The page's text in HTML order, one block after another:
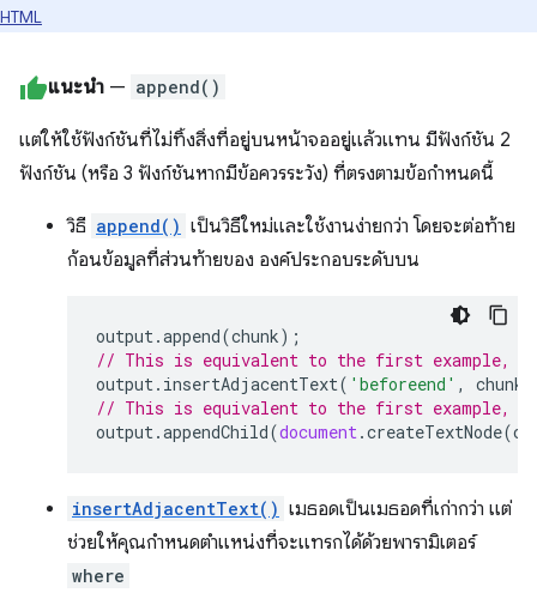
HTML
แนะนำ — append()
แต่ให้ใช้ฟังก์ชันที่ไม่ทิ้งสิ่งที่อยู่บนหน้าจออยู่แล้วแทน มีฟังก์ชัน 2
ฟังก์ชัน (หรือ 3 ฟังก์ชันหากมีข้อควรระวัง) ที่ตรงตามข้อกำหนดนี้
วิธี append() เป็นวิธีใหม่และใช้งานง่ายกว่า โดยจะต่อท้าย
ก้อนข้อมูลที่ส่วนท้ายของ องค์ประกอบระดับบน
output.append(chunk);
// This is equivalent to the first example,
output. insertAdjacentText( 'beforeend' , chunk
// This is equivalent to the first example,
output.appendChild(document.createTextNode(
insertAdjacentText() เมธอดเป็นเมธอดที่เก่ากว่า แต่
ช่วยให้คุณกำหนดตำแหน่งที่จะแทรกได้ด้วยพารามิเตอร์
where